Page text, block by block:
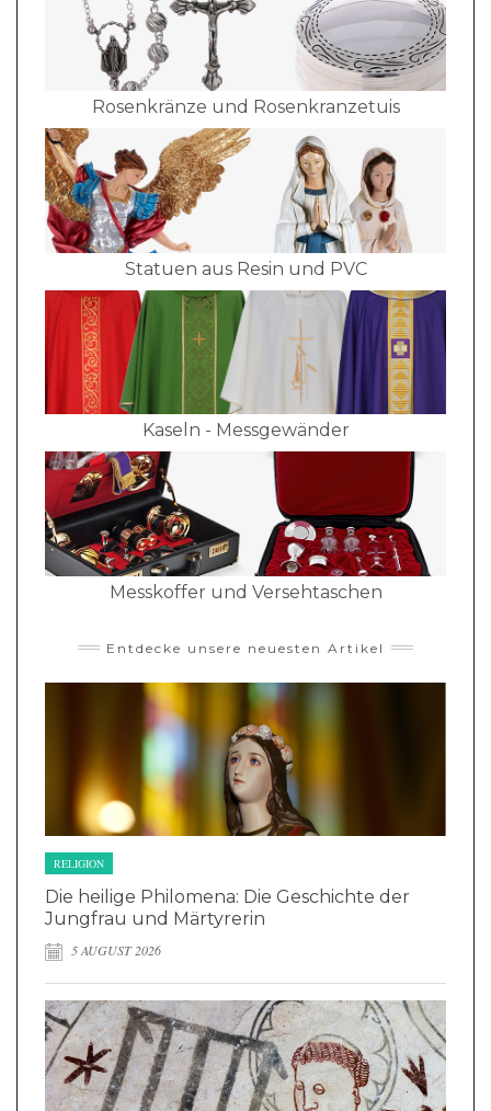
Rosenkränze und Rosenkranzetuis
Statuen aus Resin und PVC
Kaseln - Messgewänder
Messkoffer und Versehtaschen
Entdecke unsere neuesten Artikel
RELIGION
Die heilige Philomena: Die Geschichte der
Jungfrau und Märtyrerin
5 AUGUST 2026